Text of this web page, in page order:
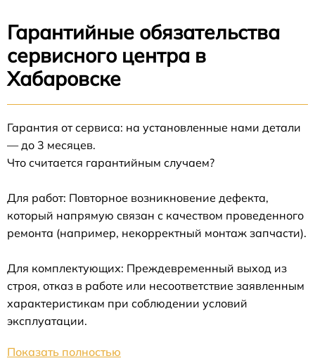
Гарантийные обязательства
сервисного центра в
Хабаровске
Гарантия от сервиса: на установленные нами детали
— до 3 месяцев.
Что считается гарантийным случаем?
Для работ: Повторное возникновение дефекта,
который напрямую связан с качеством проведенного
ремонта (например, некорректный монтаж запчасти).
Для комплектующих: Преждевременный выход из
строя, отказ в работе или несоответствие заявленным
характеристикам при соблюдении условий
эксплуатации.
Показать полностью